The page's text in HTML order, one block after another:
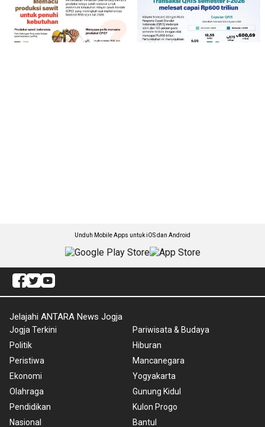
Unduh Mobile Apps untuk iOS dan Android
Jelajahi ANTARA News Jogja
Jogja Terkini
Politik
Peristiwa
Ekonomi
Olahraga
Pendidikan
Nasional
Pariwisata & Budaya
Hiburan
Mancanegara
Yogyakarta
Gunung Kidul
Kulon Progo
Bantul